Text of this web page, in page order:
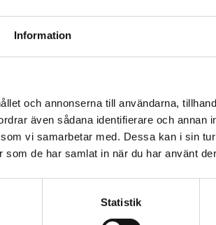
Information
och annonserna till användarna,
även sådana identifierare och annan
vi samarbetar med. Dessa kan i sin
de har samlat in när du har använt
Statistik
5 spännings- och 4 strömingångar med
LÄS MER